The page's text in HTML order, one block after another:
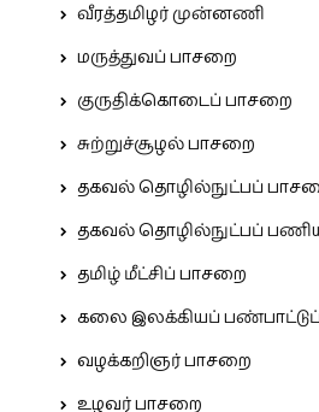
வீரத்தமிழர் முன்னணி
மருத்துவப் பாசறை
குருதிக்கொடைப் பாசறை
சுற்றுச்சூழல் பாசறை
தகவல் தொழில்நுட்பப்
தகவல் தொழில்நுட்பப்
தமிழ் மீட்சிப் பாசறை
கலை இலக்கியப்
வழக்கறிஞர் பாசறை
உழவர் பாசறை